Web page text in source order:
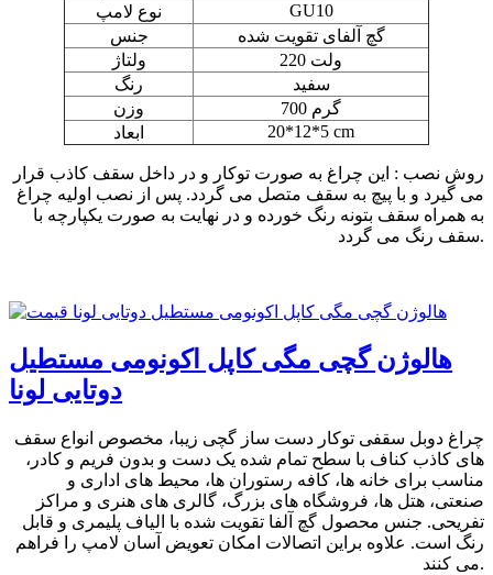
نوع لامپ
GU10
جنس
گچ آلفای تقویت شده
ولتاژ
220 ولت
رنگ
سفید
وزن
700 گرم
ابعاد
20*12*5 cm
روش نصب : این چراغ به صورت توکار و در داخل سقف کاذب قرار
می گیرد و با پیچ به سقف متصل می گردد. پس از نصب اولیه چراغ
به همراه سقف بتونه رنگ خورده و در نهایت به صورت یکپارچه با
سقف رنگ می گردد.
هالوژن گچی مگی کاپل اکونومی مستطیل
دوتایی لونا
چراغ دوبل سقفی توکار دست ساز گچی زیبا، مخصوص انواع سقف
های کاذب کناف با سطح تمام شده یک دست و بدون فریم و کادر،
مناسب برای خانه ها، کافه رستوران ها، محیط های اداری و
صنعتی، هتل ها، فروشگاه های بزرگ، گالری های هنری و مراکز
تفریحی. جنس محصول گچ آلفا تقویت شده با الیاف پلیمری و قابل
رنگ است. علاوه براین اتصالات امکان تعویض آسان لامپ را فراهم
می کنند.